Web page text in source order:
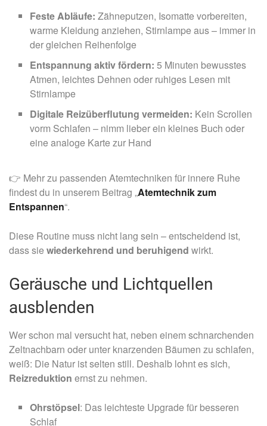
Feste Abläufe: Zähneputzen, Isomatte vorbereiten,
warme Kleidung anziehen, Stirnlampe aus – immer in
der gleichen Reihenfolge
Entspannung aktiv fördern: 5 Minuten bewusstes
Atmen, leichtes Dehnen oder ruhiges Lesen mit
Stirnlampe
Digitale Reizüberflutung vermeiden: Kein Scrollen
vorm Schlafen – nimm lieber ein kleines Buch oder
eine analoge Karte zur Hand
👉 Mehr zu passenden Atemtechniken für innere Ruhe
findest du in unserem Beitrag „Atemtechnik zum
Entspannen“.
Diese Routine muss nicht lang sein – entscheidend ist,
dass sie wiederkehrend und beruhigend wirkt.
Geräusche und Lichtquellen
ausblenden
Wer schon mal versucht hat, neben einem schnarchenden
Zeltnachbarn oder unter knarzenden Bäumen zu schlafen,
weiß: Die Natur ist selten still. Deshalb lohnt es sich,
Reizreduktion ernst zu nehmen.
Ohrstöpsel: Das leichteste Upgrade für besseren
Schlaf